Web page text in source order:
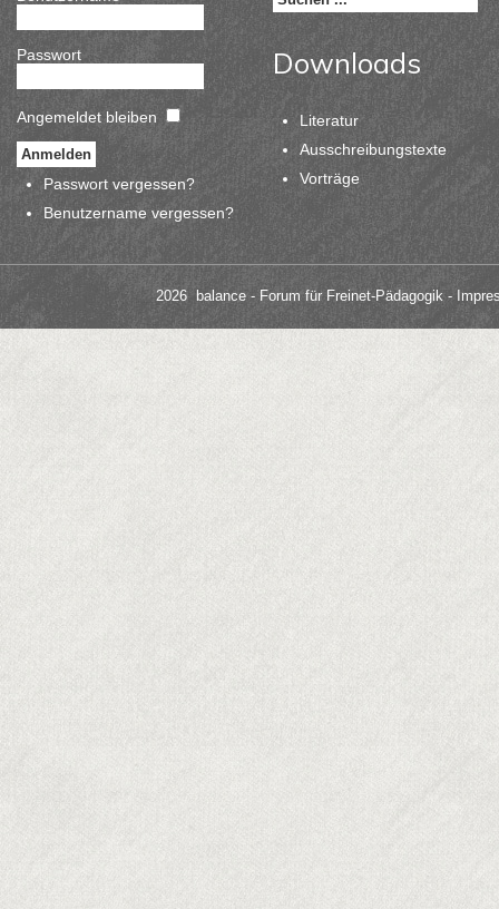
Passwort
Angemeldet bleiben
Passwort vergessen?
Benutzername vergessen?
Downloads
Literatur
Ausschreibungstexte
Vorträge
2026 balance - Forum für Freinet-Pädagogik -